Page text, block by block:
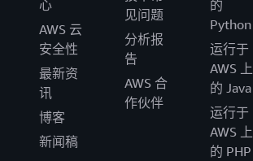
心
AWS 云
安全性
最新资
讯
博客
新闻稿
见问题
分析报
告
AWS 合
作伙伴
的
Python
运行于
AWS 上
的 Java
运行于
AWS 上
的 PHP